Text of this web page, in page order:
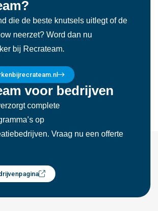
die de beste knutsels uitlegt of de
neerzet? Word dan nu
bij Recrateam.
voor bedrijven
complete
op
Vraag nu een offerte